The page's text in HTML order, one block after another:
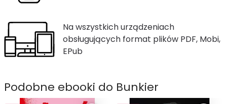
Na wszystkich urządzeniach
obsługujących format plików PDF, Mobi,
EPub
Podobne ebooki do Bunkier